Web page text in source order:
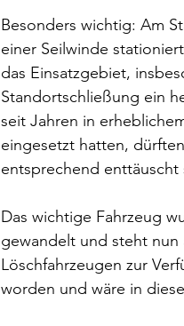
Besonders wichtig: Am
einer Seilwinde
das Einsatzgebiet,
Standortschließung ein
seit Jahren in
eingesetzt hatten,
entsprechend enttäuscht
Das wichtige Fahrzeug
gewandelt und steht nun
Löschfahrzeugen zur
worden und wäre in